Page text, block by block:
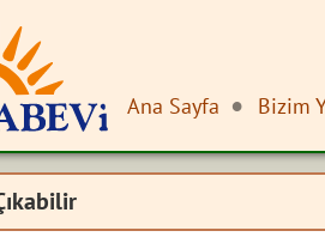
Ana Sayfa Bizim